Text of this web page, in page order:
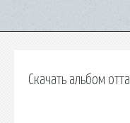
Скачать альбом